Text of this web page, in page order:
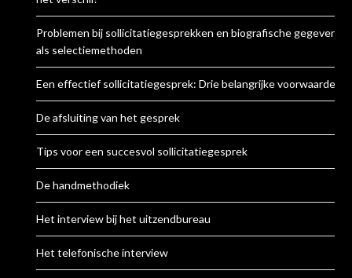
Problemen bij sollicitatiegesprekken en biografische gegevens
als selectiemethoden
Een effectief sollicitatiegesprek: Drie belangrijke voorwaarden
De afsluiting van het gesprek
Tips voor een succesvol sollicitatiegesprek
De handmethodiek
Het interview bij het uitzendbureau
Het telefonische interview